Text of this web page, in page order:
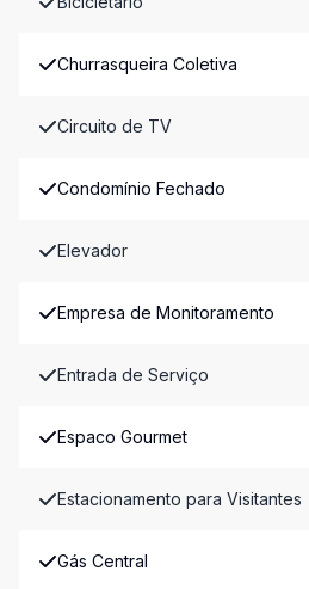
Churrasqueira Coletiva
Circuito de TV
Condomínio Fechado
Elevador
Empresa de Monitoramento
Entrada de Serviço
Espaco Gourmet
Estacionamento para Visitantes
Gás Central